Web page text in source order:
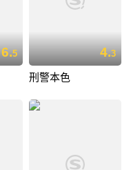
6.5 4.3
刑警本色